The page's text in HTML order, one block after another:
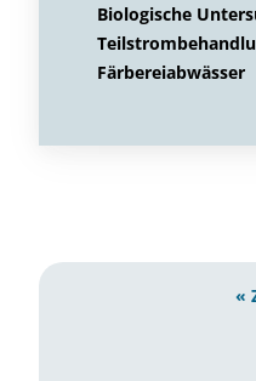
Biologische
Färbereiabwässer
«